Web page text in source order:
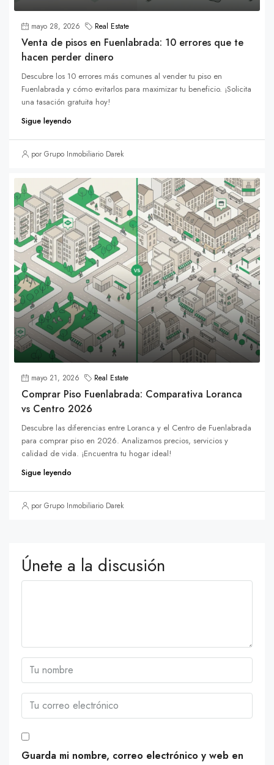
mayo 28, 2026 Real Estate
Venta de pisos en Fuenlabrada: 10 errores que te
hacen perder dinero
Descubre los 10 errores más comunes al vender tu piso en
Fuenlabrada y cómo evitarlos para maximizar tu beneficio. ¡Solicita
una tasación gratuita hoy!
Sigue leyendo
por Grupo Inmobiliario Darek
mayo 21, 2026 Real Estate
Comprar Piso Fuenlabrada: Comparativa Loranca
vs Centro 2026
Descubre las diferencias entre Loranca y el Centro de Fuenlabrada
para comprar piso en 2026. Analizamos precios, servicios y
calidad de vida. ¡Encuentra tu hogar ideal!
Sigue leyendo
por Grupo Inmobiliario Darek
Únete a la discusión
Guarda mi nombre, correo electrónico y web en